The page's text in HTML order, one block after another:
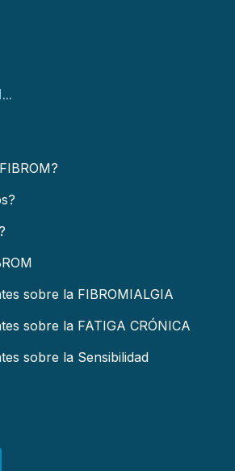
sobre la FIBROMIALGIA
sobre la FATIGA CRÓNICA
sobre la Sensibilidad